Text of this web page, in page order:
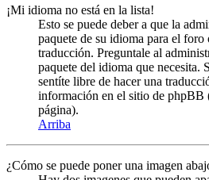
¡Mi idioma no está en la lista!
Esto se puede deber a que la
paquete de su idioma para el foro
traducción. Preguntale al
paquete del idioma que necesita.
sentíte libre de hacer una
información en el sitio de phpBB
página).
Arriba
¿Cómo se puede poner una imagen